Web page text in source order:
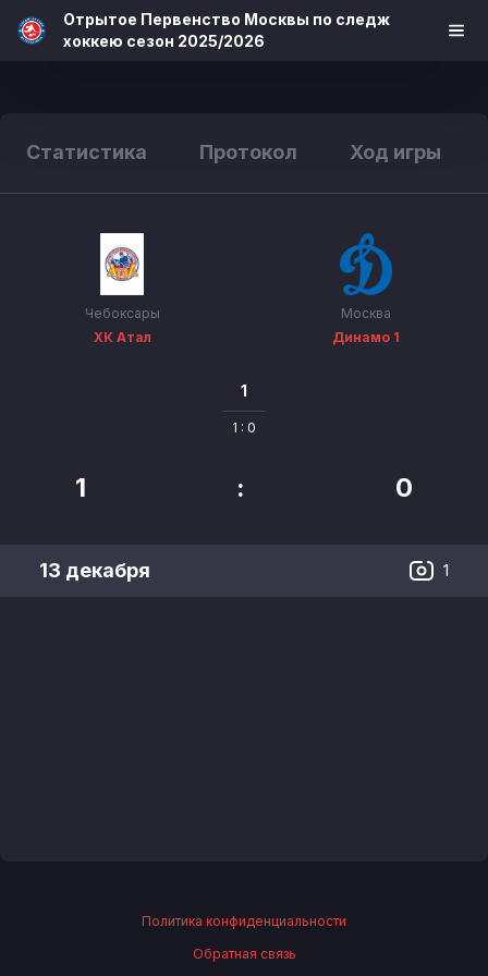
Отрытое Первенство Москвы по следж
хоккею сезон 2025/2026
Статистика Протокол Ход игры
Чебоксары
ХК Атал
Москва
Динамо 1
1
1 : 0
1 : 0
13 декабря 1
Политика конфиденциальности
Обратная связь